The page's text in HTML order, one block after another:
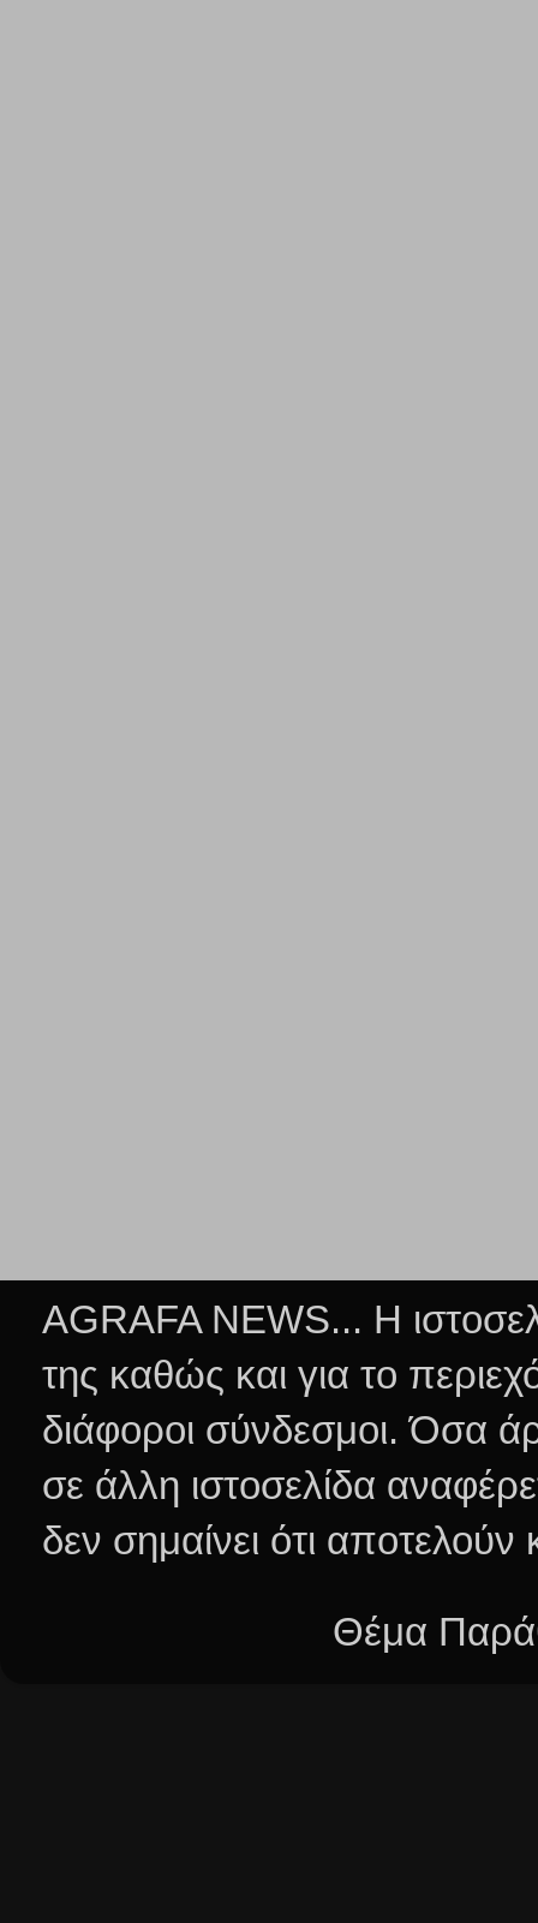
AGRAFA NEWS... Η
της καθώς και για το
διάφοροι σύνδεσμοι.Όσα
σε άλλη ιστοσελίδα
δεν σημαίνει ότι
Θέμα